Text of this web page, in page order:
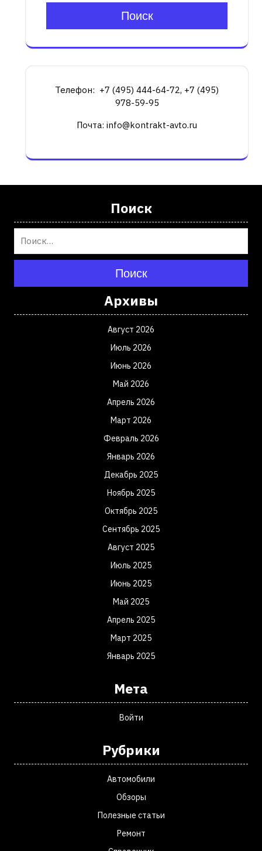
Поиск
Телефон: +7 (495) 444-64-72, +7 (495)
978-59-95
Почта: info@kontrakt-avto.ru
Поиск
Поиск
Архивы
Август 2026
Июль 2026
Июнь 2026
Май 2026
Апрель 2026
Март 2026
Февраль 2026
Январь 2026
Декабрь 2025
Ноябрь 2025
Октябрь 2025
Сентябрь 2025
Август 2025
Июль 2025
Июнь 2025
Май 2025
Апрель 2025
Март 2025
Январь 2025
Мета
Войти
Рубрики
Автомобили
Обзоры
Полезные статьи
Ремонт